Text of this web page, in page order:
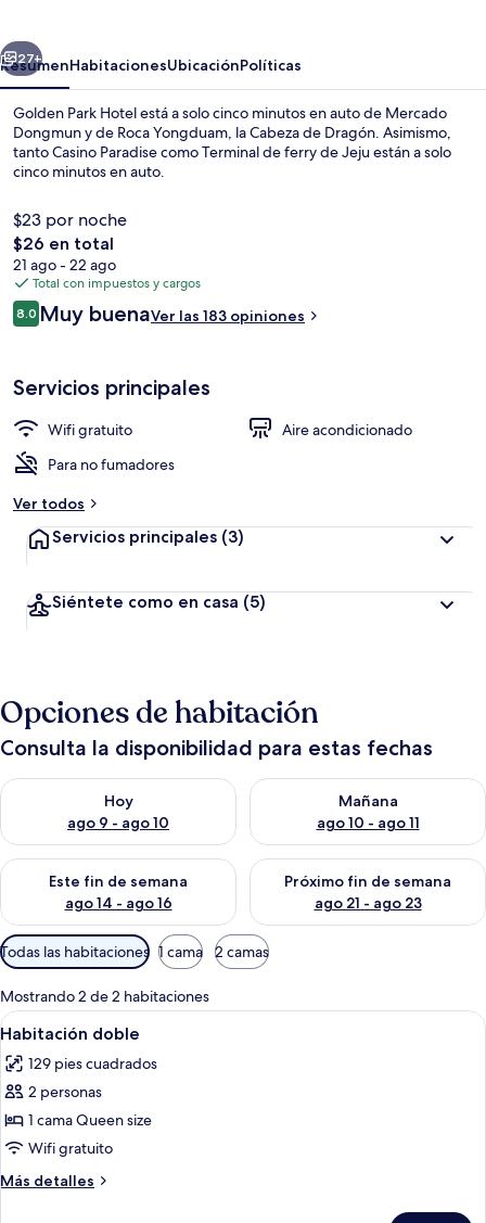
Siguiente
27+
ResumenHabitacionesUbicaciónPolíticas
Golden Park Hotel está a solo cinco minutos en auto de Mercado
Dongmun y de Roca Yongduam, la Cabeza de Dragón. Asimismo,
tanto Casino Paradise como Terminal de ferry de Jeju están a solo
cinco minutos en auto.
$23 por noche
El
precio
total
es
de
$26 en total
21 ago - 22 ago
Total con impuestos y cargos
Opiniones
8.08.0 de 10,
Muy buenaVer las 183 opiniones
Servicios principales
Wifi gratuito
Aire acondicionado
Para no fumadores
Ver todos
Servicios principales (3)
Siéntete como en casa (5)
Opciones de habitación
Consulta la disponibilidad para estas fechas
Hoy
ago 9 - ago 10
Consulta la disponibilidad para hoy ago 9 - ago 10
Mañana
ago 10 - ago 11
Consulta la disponibilidad
Este fin de semana
ago 14 - ago 16
Consulta la disponibilidad para este fin de semana ago 14 -
Próximo fin de semana
ago 21 - ago 23
Consulta la disponibilidad
Filtros
disponibles
para
las
habitaciones
Todas las habitaciones 1 cama 2 camas
Mostrando 2 de 2 habitaciones
Abrir
todas
las
fotos
de
Habitación
doble
Una habitación de hotel con una
17
Habitación doble
129 pies cuadrados
2 personas
1 cama Queen size
Wifi gratuito
Más detalles
Más